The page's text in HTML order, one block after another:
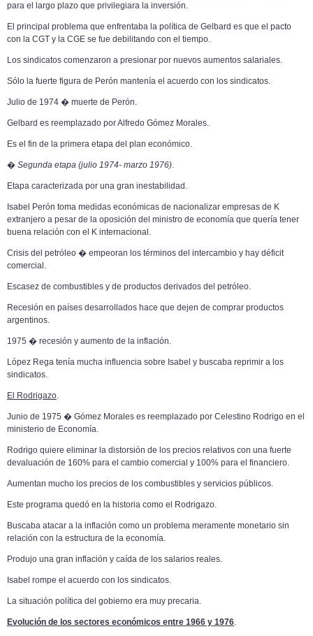
para el largo plazo que privilegiara la inversión.
El principal problema que enfrentaba la política de Gelbard es que el pacto
con la CGT y la CGE se fue debilitando con el tiempo.
Los sindicatos comenzaron a presionar por nuevos aumentos salariales.
Sólo la fuerte figura de Perón mantenía el acuerdo con los sindicatos.
Julio de 1974 � muerte de Perón.
Gelbard es reemplazado por Alfredo Gómez Morales.
Es el fin de la primera etapa del plan económico.
� Segunda etapa (julio 1974- marzo 1976).
Etapa caracterizada por una gran inestabilidad.
Isabel Perón toma medidas económicas de nacionalizar empresas de K
extranjero a pesar de la oposición del ministro de economía que quería tener
buena relación con el K internacional.
Crisis del petróleo � empeoran los términos del intercambio y hay déficit
comercial.
Escasez de combustibles y de productos derivados del petróleo.
Recesión en países desarrollados hace que dejen de comprar productos
argentinos.
1975 � recesión y aumento de la inflación.
López Rega tenía mucha influencia sobre Isabel y buscaba reprimir a los
sindicatos.
El Rodrigazo.
Junio de 1975 � Gómez Morales es reemplazado por Celestino Rodrigo en el
ministerio de Economía.
Rodrigo quiere eliminar la distorsión de los precios relativos con una fuerte
devaluación de 160% para el cambio comercial y 100% para el financiero.
Aumentan mucho los precios de los combustibles y servicios públicos.
Este programa quedó en la historia como el Rodrigazo.
Buscaba atacar a la inflación como un problema meramente monetario sin
relación con la estructura de la economía.
Produjo una gran inflación y caída de los salarios reales.
Isabel rompe el acuerdo con los sindicatos.
La situación política del gobierno era muy precaria.
Evolución de los sectores económicos entre 1966 y 1976.